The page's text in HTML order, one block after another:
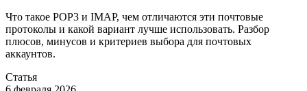
Что такое POP3 и IMAP, чем отличаются эти почтовые
протоколы и какой вариант лучше использовать. Разбор
плюсов, минусов и критериев выбора для почтовых
аккаунтов.
Статья